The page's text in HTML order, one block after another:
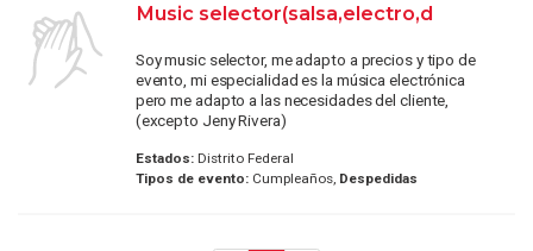
Music selector(salsa,electro,d
Soy music selector, me adapto a precios y tipo de
evento, mi especialidad es la música electrónica
pero me adapto a las necesidades del cliente,
(excepto Jeny Rivera)
Estados:Distrito Federal
Tipos de evento:Cumpleaños, Despedidas